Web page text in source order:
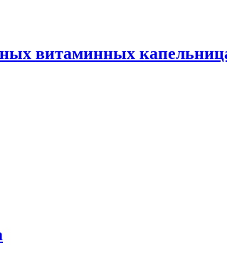
витаминных